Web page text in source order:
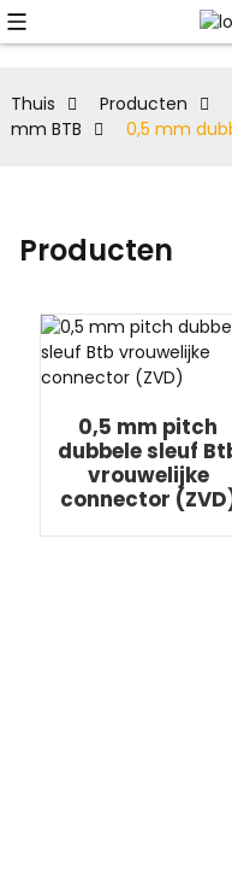
Thuis Producten
mm BTB
0,5 mm
Producten
0,5 mm pitch
dubbele sleuf
vrouwelijke
connector